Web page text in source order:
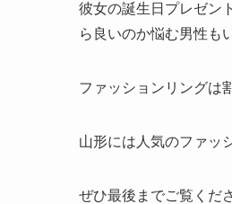
彼女の誕生日プレゼン
ら良いのか悩む男性も
ファッションリングは
山形には人気のファッ
ぜひ最後までご覧くだ